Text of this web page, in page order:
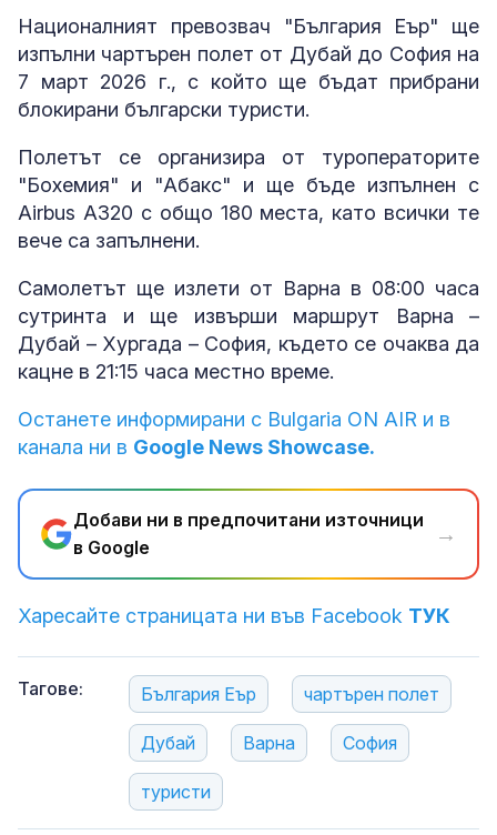
Националният превозвач "България Еър" ще
изпълни чартърен полет от Дубай до София на
7 март 2026 г., с който ще бъдат прибрани
блокирани български туристи.
Полетът се организира от туроператорите
"Бохемия" и "Абакс" и ще бъде изпълнен с
Airbus A320 с общо 180 места, като всички те
вече са запълнени.
Самолетът ще излети от Варна в 08:00 часа
сутринта и ще извърши маршрут Варна –
Дубай – Хургада – София, където се очаква да
кацне в 21:15 часа местно време.
Останете информирани с Bulgaria ON AIR и в
канала ни в Google News Showcase.
Добави ни в предпочитани източници
в Google
→
Харесайте страницата ни във Facebook ТУК
Тагове: България Еър чартърен полет
Дубай Варна София
туристи